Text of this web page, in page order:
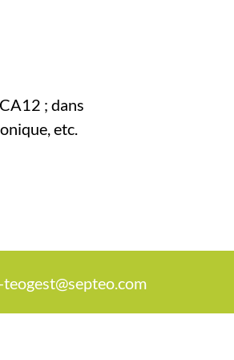
; dans
etc.